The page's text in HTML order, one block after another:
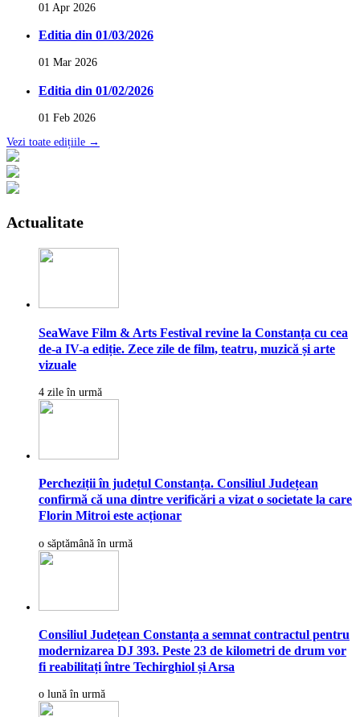
01 Apr 2026
Editia din 01/03/2026
01 Mar 2026
Editia din 01/02/2026
01 Feb 2026
Vezi toate edițiile →
Actualitate
SeaWave Film & Arts Festival revine la Constanța cu cea
de-a IV-a ediție. Zece zile de film, teatru, muzică și arte
vizuale
4 zile în urmă
Percheziții în județul Constanța. Consiliul Județean
confirmă că una dintre verificări a vizat o societate la care
Florin Mitroi este acționar
o săptămână în urmă
Consiliul Județean Constanța a semnat contractul pentru
modernizarea DJ 393. Peste 23 de kilometri de drum vor
fi reabilitați între Techirghiol și Arsa
o lună în urmă